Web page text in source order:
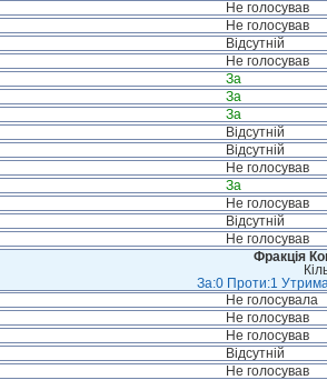
Не голосував
Не голосував
Відсутній
Не голосував
За
За
За
Відсутній
Відсутній
Не голосував
За
Не голосував
Відсутній
Не голосував
Фракція
За:0 Проти:1
Не голосувала
Не голосував
Не голосував
Відсутній
Не голосував